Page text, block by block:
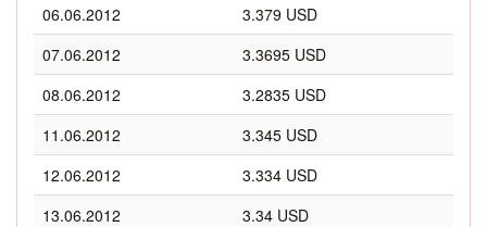
06.06.2012
3.379 USD
07.06.2012
3.3695 USD
08.06.2012
3.2835 USD
11.06.2012
3.345 USD
12.06.2012
3.334 USD
13.06.2012
3.34 USD